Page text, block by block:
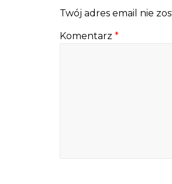
Twój adres email nie
Komentarz *